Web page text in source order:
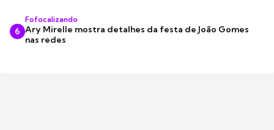
6
Fofocalizando
Ary Mirelle mostra detalhes da festa de João Gomes
nas redes